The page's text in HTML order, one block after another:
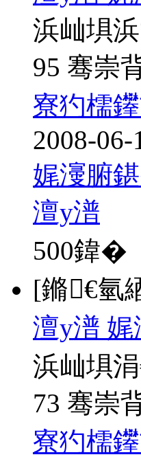
浜屾埧
95 骞崇
寮犳檽
2008-06-
娓濅腑
澶у潽
500鍏�
[鏅€氫
澶у潽
浜屾埧
73 骞崇
寮犳檽